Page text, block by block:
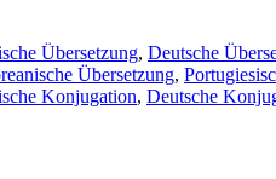
Übersetzung, Deutsche
Übersetzung,
Konjugation, Deutsche